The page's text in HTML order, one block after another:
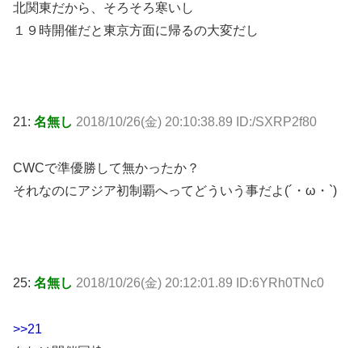
北関東だから、そろそろ寒いし
１９時開催だと東京方面に帰るの大変だし
21: 名無し 2018/10/26(金) 20:10:38.89 ID:/SXRP2f80
CWCで準優勝して無かったか？
それなのにアジア初制覇へってどういう事だよ(´・ω・`)
25: 名無し 2018/10/26(金) 20:12:01.89 ID:6YRh0TNc0
>>21